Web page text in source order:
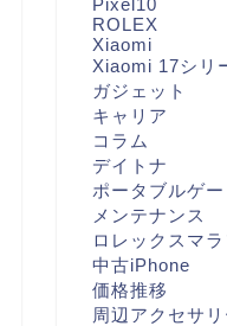
Pixel10
ROLEX
Xiaomi
Xiaomi 17シリ
ガジェット
キャリア
コラム
デイトナ
ポータブルゲ
メンテナンス
ロレックスマ
中古iPhone
価格推移
周辺アクセサリ